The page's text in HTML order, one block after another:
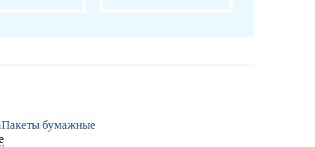
Пакеты бумажные